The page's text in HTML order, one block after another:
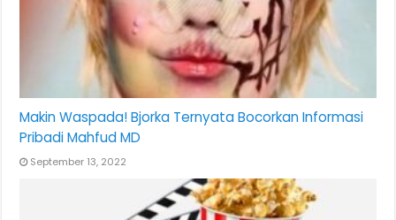
Makin Waspada! Bjorka Ternyata Bocorkan Informasi
Pribadi Mahfud MD
September 13, 2022